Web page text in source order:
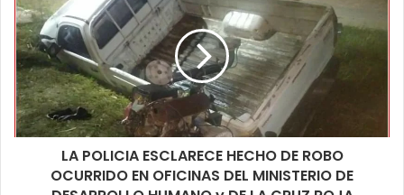
LA POLICIA ESCLARECE HECHO DE ROBO
OCURRIDO EN OFICINAS DEL MINISTERIO DE